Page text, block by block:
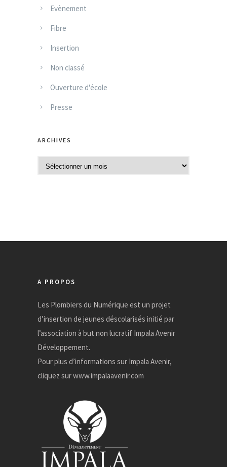
Evènement
Fibre
Insertion
Non classé
Ouverture d'école
Presse
ARCHIVES
r
A PROPOS
Les Plombiers du Numérique est un projet
d’insertion de jeunes déscolarisés initié par
l’association à but non lucratif Impala Avenir
Développement.
Pour plus d’informations sur Impala Avenir,
cliquez surwww.impalaavenir.com